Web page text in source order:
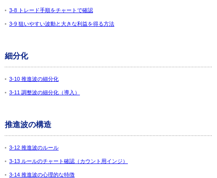
3-8 トレード手順をチャートで確認
3-9 狙いやすい波動と大きな利益を得る方法
細分化
3-10 推進波の細分化
3-11 調整波の細分化（導入）
推進波の構造
3-12 推進波のルール
3-13 ルールのチャート確認（カウント用インジ）
3-14 推進波の心理的な特徴